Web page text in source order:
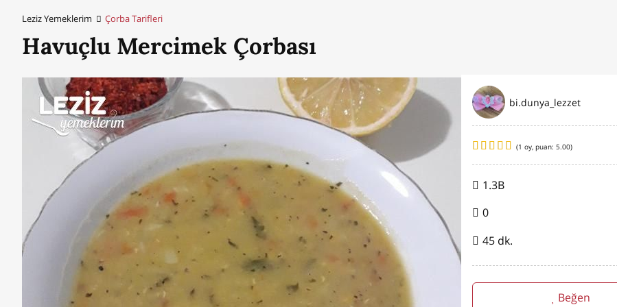
Leziz Yemeklerim Çorba Tarifleri
Havuçlu Mercimek Çorbası
bi.dunya_lezzet
(1 oy, puan: 5.00)
1.3B
0
45 dk.
Beğen